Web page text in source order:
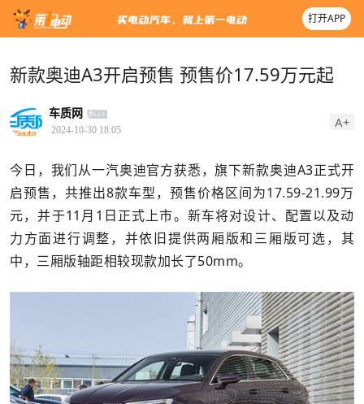
打开APP
新款奥迪A3开启预售 预售价17.59万元起
车质网
2024-10-30 18:05 A+
今日，我们从一汽奥迪官方获悉，旗下新款奥迪A3正式开
启预售，共推出8款车型，预售价格区间为17.59-21.99万
元，并于11月1日正式上市。新车将对设计、配置以及动
力方面进行调整，并依旧提供两厢版和三厢版可选，其
中，三厢版轴距相较现款加长了50mm。